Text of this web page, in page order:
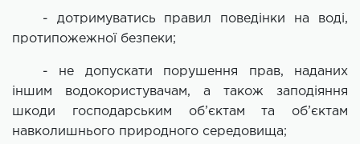
- дотримуватись правил поведінки на воді,
протипожежної безпеки;
- не допускати порушення прав, наданих
іншим водокористувачам, а також заподіяння
шкоди господарським об’єктам та об’єктам
навколишнього природного середовища;